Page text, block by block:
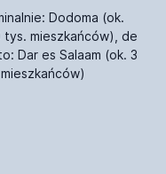
Dodoma (ok.
tys. mieszkańców), de
Dar es Salaam (ok. 3